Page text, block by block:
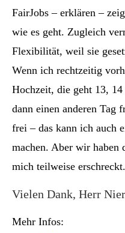
FairJobs – erklären –
wie es geht. Zugleich
Flexibilität, weil sie
Wenn ich rechtzeitig
Hochzeit, die geht 13,
dann einen anderen Tag
frei – das kann ich auch
machen. Aber wir haben
mich teilweise erschreckt.
Vielen Dank, Herr
Mehr Infos: